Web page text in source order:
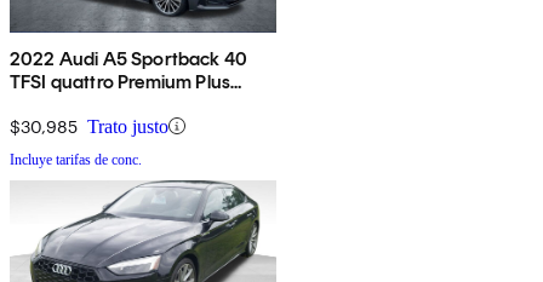
2022 Audi A5 Sportback 40
TFSI quattro Premium Plus
$30,985 Trato justo
Incluye tarifas de conc.